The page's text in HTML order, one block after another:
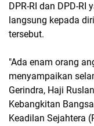
DPR-RI dan DPD-
langsung kepada
tersebut.
"Ada enam orang
menyampaikan
Gerindra, Haji
Kebangkitan
Keadilan Sejahtera